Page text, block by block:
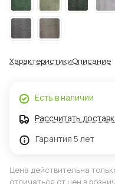
ХарактеристикиОписание
Есть в наличии
Рассчитать
Гарантия 5 лет
Цена действительна